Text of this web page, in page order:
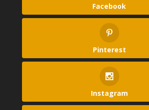
Facebook
Pinterest
Instagram